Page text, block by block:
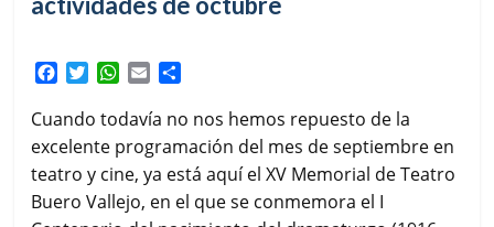
c
e
b
o
o
i
t
t
e
r
W
a
t
s
A
p
a
i
l
m
p
a
r
t
Cuando todavía no nos hemos repuesto de la
excelente programación del mes de septiembre en
teatro y cine, ya está aquí el XV Memorial de Teatro
Buero Vallejo, en el que se conmemora el I